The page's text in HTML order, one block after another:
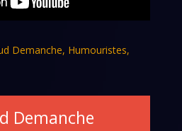
Demanche, Humouristes,
Demanche